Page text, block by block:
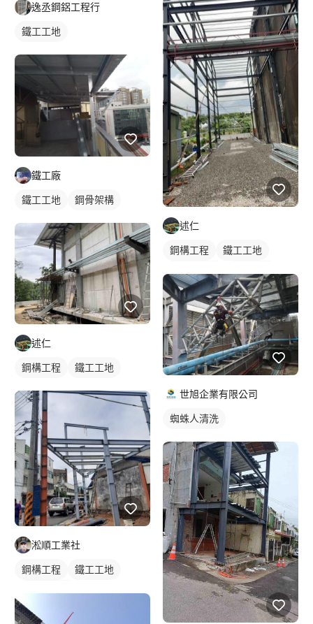
逸丞鋼鋁工程行
鐵工工地
鐵工廠
鐵工工地 鋼骨架構
述仁
鋼構工程 鐵工工地
淞順工業社
鋼構工程
鐵工工地
述仁
鋼構工程
鐵工工地
鐵皮屋施工
世旭企業有限公司
蜘蛛人清洗